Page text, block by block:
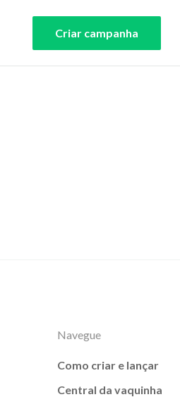
Criar campanha
Navegue
Como criar e lançar
Central da vaquinha